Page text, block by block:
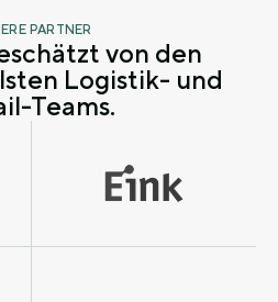
PARTNER
von den
Logistik- und
Teams.